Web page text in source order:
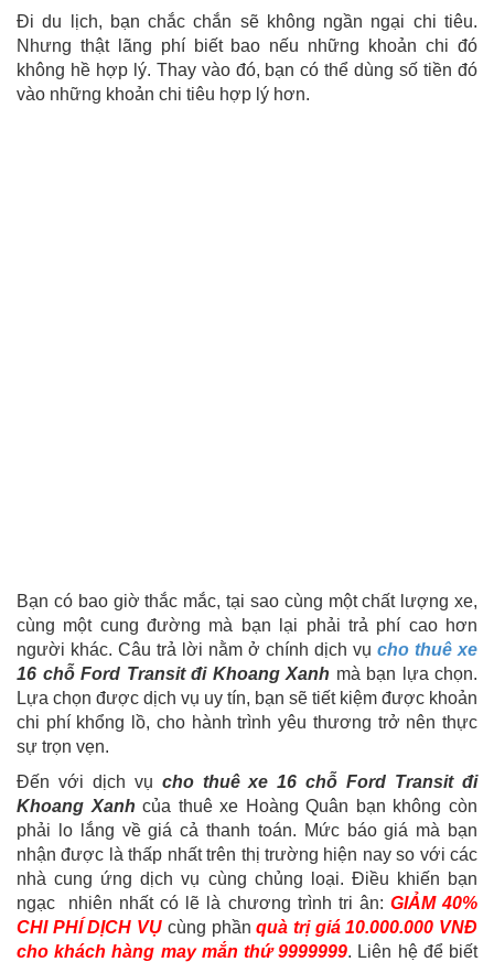
Đi du lịch, bạn chắc chắn sẽ không ngần ngại chi tiêu.
Nhưng thật lãng phí biết bao nếu những khoản chi đó
không hề hợp lý. Thay vào đó, bạn có thể dùng số tiền đó
vào những khoản chi tiêu hợp lý hơn.
Bạn có bao giờ thắc mắc, tại sao cùng một chất lượng xe,
cùng một cung đường mà bạn lại phải trả phí cao hơn
người khác. Câu trả lời nằm ở chính dịch vụ cho thuê xe
16 chỗ Ford Transit đi Khoang Xanh mà bạn lựa chọn.
Lựa chọn được dịch vụ uy tín, bạn sẽ tiết kiệm được khoản
chi phí khổng lồ, cho hành trình yêu thương trở nên thực
sự trọn vẹn.
Đến với dịch vụ cho thuê xe 16 chỗ Ford Transit đi
Khoang Xanh của thuê xe Hoàng Quân bạn không còn
phải lo lắng về giá cả thanh toán. Mức báo giá mà bạn
nhận được là thấp nhất trên thị trường hiện nay so với các
nhà cung ứng dịch vụ cùng chủng loại. Điều khiến bạn
ngạc nhiên nhất có lẽ là chương trình tri ân: GIẢM 40%
CHI PHÍ DỊCH VỤ cùng phần quà trị giá 10.000.000 VNĐ
cho khách hàng may mắn thứ 9999999. Liên hệ để biết